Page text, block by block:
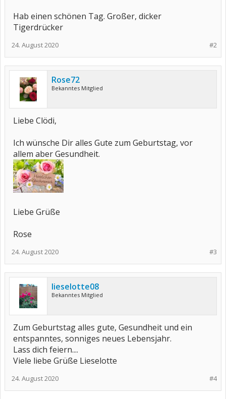
Hab einen schönen Tag. Großer, dicker
Tigerdrücker
#2
24. August 2020
Rose72
Bekanntes Mitglied
Liebe Clödi,
Ich wünsche Dir alles Gute zum Geburtstag, vor
allem aber Gesundheit.
Liebe Grüße
Rose
#3
24. August 2020
lieselotte08
Bekanntes Mitglied
Zum Geburtstag alles gute, Gesundheit und ein
entspanntes, sonniges neues Lebensjahr.
Lass dich feiern....
Viele liebe Grüße Lieselotte
#4
24. August 2020